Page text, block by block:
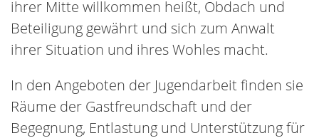
ihrer Mitte willkommen heißt, Obdach und
Beteiligung gewährt und sich zum Anwalt
ihrer Situation und ihres Wohles macht.
In den Angeboten der Jugendarbeit finden sie
Räume der Gastfreundschaft und der
Begegnung, Entlastung und Unterstützung für